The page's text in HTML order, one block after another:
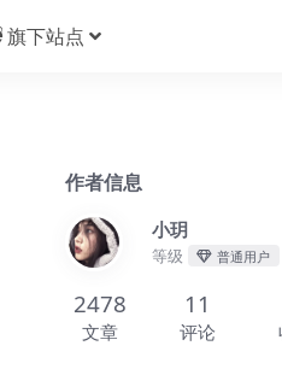
旗下站点
作者信息
小玥
等级 普通用户
2478
文章
11
评论